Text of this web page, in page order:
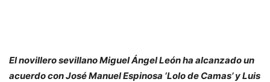
El novillero sevillano Miguel Ángel León ha alcanzado un
acuerdo con José Manuel Espinosa ‘Lolo de Camas’ y Luis